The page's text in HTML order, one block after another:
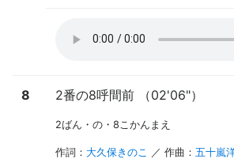
8 2番の8呼間前 （02'06"）
2ばん・の・8こかんまえ
作詞： 大久保きのこ ／ 作曲： 五十嵐